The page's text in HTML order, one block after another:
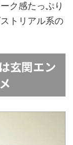
ク感たっぷり
トリアル系の
玄関エン